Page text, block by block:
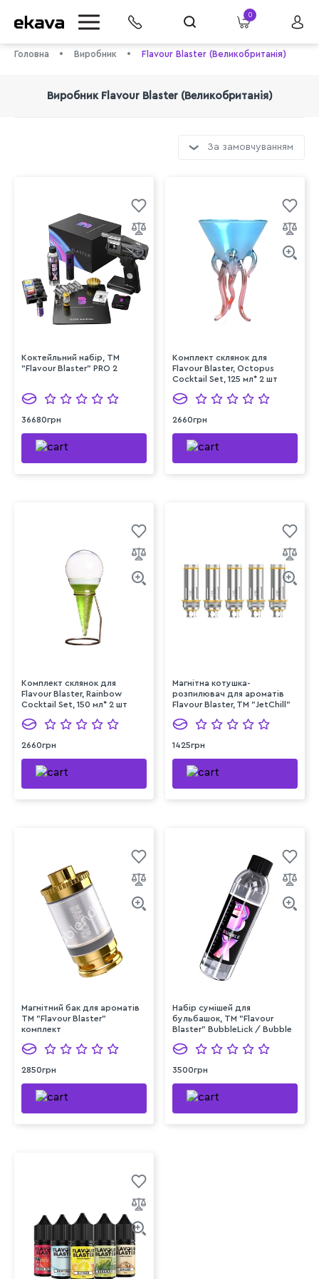
0
Головна Виробник Flavour Blaster (Великобританія)
Виробник Flavour Blaster (Великобританія)
За замовчуванням
Коктейльний набір, TM
"Flavour Blaster" PRO 2
36680грн
Комплект склянок для
Flavour Blaster, Octopus
Cocktail Set, 125 мл* 2 шт
2660грн
Комплект склянок для
Flavour Blaster, Rainbow
Cocktail Set, 150 мл* 2 шт
2660грн
Магнітна котушка-
розпилювач для ароматів
Flavour Blaster, TM "JetChill"
1425грн
Магнітний бак для ароматів
TM "Flavour Blaster"
комплект
2850грн
Набір сумішей для
бульбашок, TM "Flavour
Blaster" BubbleLick / Bubble
3500грн